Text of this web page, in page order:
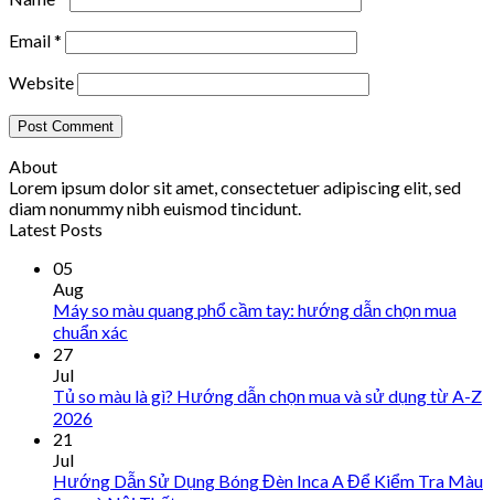
Email*
Website
About
Lorem ipsum dolor sit amet, consectetuer adipiscing elit, sed
diam nonummy nibh euismod tincidunt.
Latest Posts
05
Aug
Máy so màu quang phổ cầm tay: hướng dẫn chọn mua
chuẩn xác
27
Jul
Tủ so màu là gì? Hướng dẫn chọn mua và sử dụng từ A-Z
2026
21
Jul
Hướng Dẫn Sử Dụng Bóng Đèn Inca A Để Kiểm Tra Màu